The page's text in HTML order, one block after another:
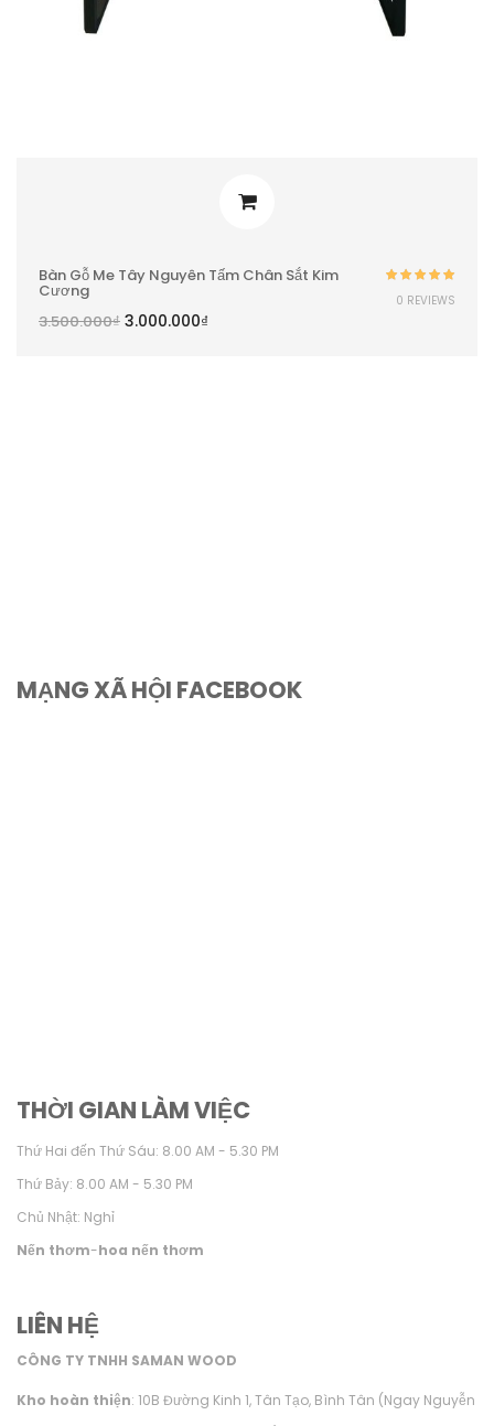
Bàn Gỗ Me Tây Nguyên Tấm Chân Sắt Kim
Cương
3.500.000₫ 3.000.000₫
hạng5.00 5
0 REVIEWS
MẠNG XÃ HỘI FACEBOOK
THỜI GIAN LÀM VIỆC
Thứ Hai đến Thứ Sáu: 8.00 AM - 5.30 PM
Thứ Bảy: 8.00 AM - 5.30 PM
Chủ Nhật: Nghỉ
Nến thơm-hoa nến thơm
LIÊN HỆ
CÔNG TY TNHH SAMAN WOOD
Kho hoàn thiện: 10B Đường Kinh 1, Tân Tạo, Bình Tân (Ngay Nguyễn